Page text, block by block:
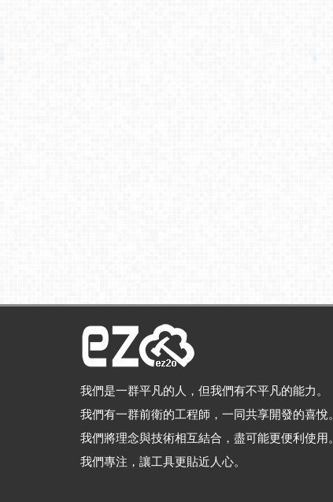
我們是一群平凡的人，但我們有不平凡的能力。
我們有一群前衛的工程師，一同共享開發的喜悅。
我們將理念與技術相互結合，盡可能更便利使用。
我們專注，讓工具更貼近人心。